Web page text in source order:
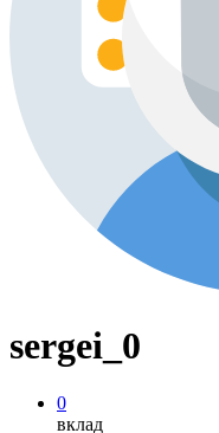
sergei_0
0
вклад